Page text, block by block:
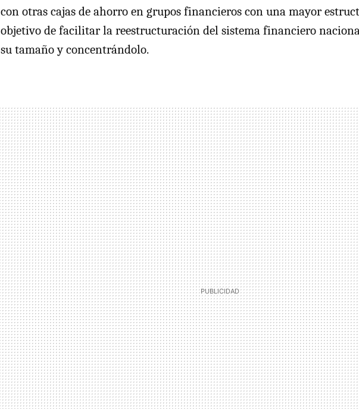
con otras cajas de ahorro en grupos financieros con una mayor
objetivo de facilitar la reestructuración del sistema financiero
su tamaño y concentrándolo.